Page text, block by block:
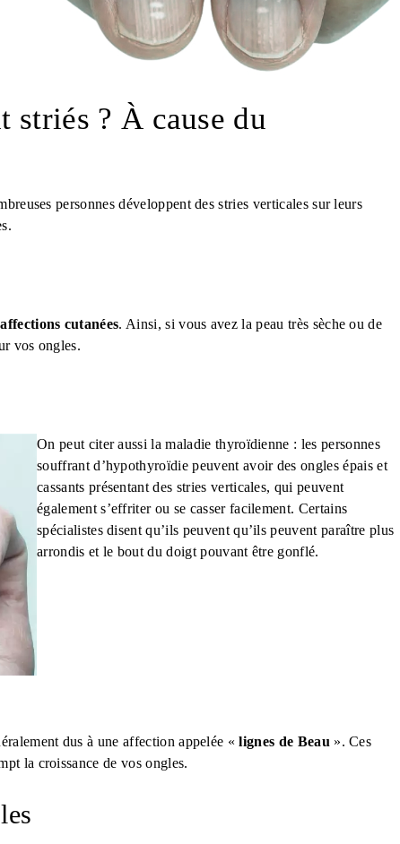
striés ? À cause du
personnes développent des stries verticales sur leurs
affections cutanées. Ainsi, si vous avez la peau très sèche ou de
vos ongles.
On peut citer aussi la maladie thyroïdienne : les personnes
souffrant d’hypothyroïdie peuvent avoir des ongles épais et
cassants présentant des stries verticales, qui peuvent
également s’effriter ou se casser facilement. Certains
spécialistes disent qu’ils peuvent qu’ils peuvent paraître plus
arrondis et le bout du doigt pouvant être gonflé.
dus à une affection appelée «lignes de Beau ». Ces
la croissance de vos ongles.